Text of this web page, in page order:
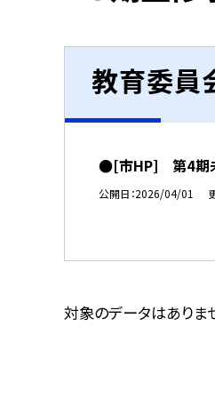
教育委員
●[市HP] 第4期未
公開日 2026/04/01
対象のデータはありま